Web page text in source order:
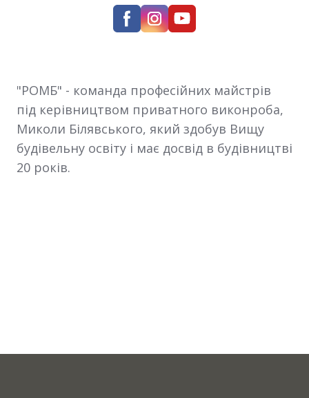
"РОМБ" - команда професійних майстрів
під керівництвом приватного виконроба,
Миколи Білявського, який здобув Вищу
будівельну освіту і має досвід в будівництві
20 років.